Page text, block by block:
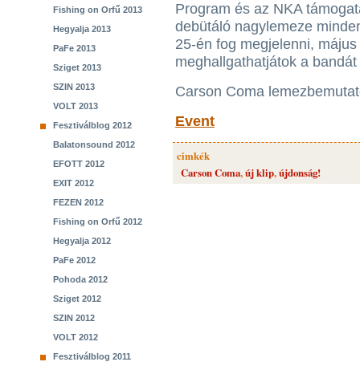
Fishing on Orfű 2013
Hegyalja 2013
PaFe 2013
Sziget 2013
SZIN 2013
VOLT 2013
Fesztiválblog 2012
Balatonsound 2012
EFOTT 2012
EXIT 2012
FEZEN 2012
Fishing on Orfű 2012
Hegyalja 2012
PaFe 2012
Pohoda 2012
Sziget 2012
SZIN 2012
VOLT 2012
Fesztiválblog 2011
Program és az NKA
debütáló nagylemeze
25-én fog megjelenni,
meghallgathatjátok a
Carson Coma
Event
cimkék
Carson Coma,új klip,újdonság!